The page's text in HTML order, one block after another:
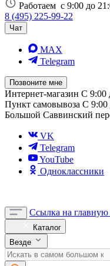
Работаем с 9:00 до
8 (495) 225-99-22
Чат
MAX
Telegram
Позвоните мне
Интернет-магазин С 9:00
Пункт самовывоза С 9:00
Большой Саввинский
VK
Telegram
YouTube
Одноклассники
Ссылка на главную
Каталог
Везде